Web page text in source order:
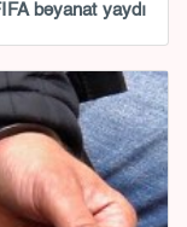
bəyanat yaydı